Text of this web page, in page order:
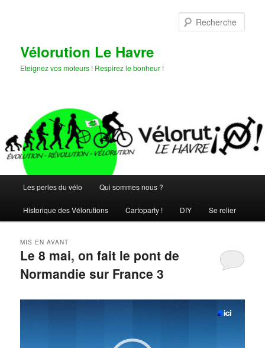
Vélorution Le Havre
Eteignez vos moteurs ! Respirez le bonheur !
principal
Les perles du vélo Qui sommes nous ?
Historique des Vélorutions Cartoparty ! DIY Se relier
Le 8 mai, on fait le pont de
Normandie sur France 3
MIS EN AVANT